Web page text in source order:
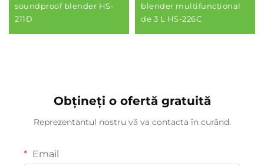
soundproof blender HS-
211D
blender multifuncțional
de 3 L HS-226C
Obțineți o ofertă gratuită
Reprezentantul nostru vă va contacta în curând.
Email